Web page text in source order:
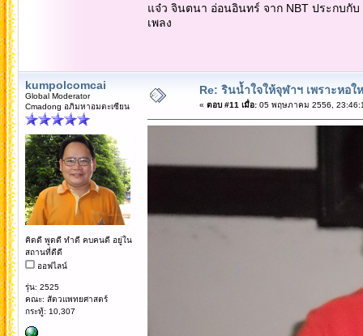
แจ๋ว จินตนา อ่อนอินทร์ จาก NBT ประกบกั
เพลง
kumpolcomcai
Global Moderator
Cmadong อภิมหาอมตะเซียน
คิดดี พูดดี ทำดี คบคนดี อยู่ใน
สถานที่ดีดี
ออฟไลน์
รุ่น: 2525
คณะ: สัตวแพทยศาสตร์
กระทู้: 10,307
Re: รินน้ำใจให้จุฬาฯ เพราะหอใ
« ตอบ #11 เมื่อ:05 พฤษภาคม 2556,